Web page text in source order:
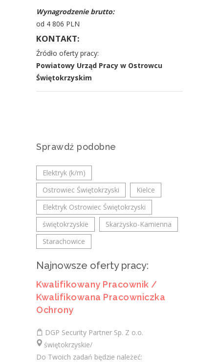
Wynagrodzenie brutto:
od 4 806 PLN
KONTAKT:
Źródło oferty pracy:
Powiatowy Urząd Pracy w Ostrowcu
Świętokrzyskim
Sprawdź podobne
Elektryk (k/m)
Ostrowiec Świętokrzyski
Kielce
Elektryk Ostrowiec Świętokrzyski
świętokrzyskie
Skarżysko-Kamienna
Starachowice
Najnowsze oferty pracy:
Kwalifikowany Pracownik /
Kwalifikowana Pracowniczka
Ochrony
DGP Security Partner Sp. Z o.o.
świętokrzyskie/
Do Twoich zadań będzie należeć: